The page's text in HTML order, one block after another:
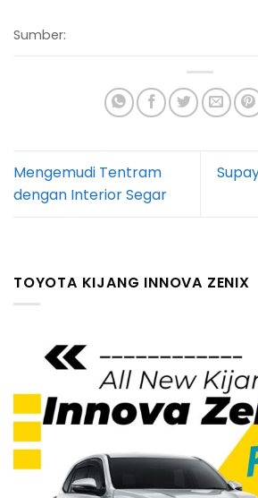
Sumber:
Mengemudi Tentram
dengan Interior Segar
TOYOTA KIJANG INNOVA ZENIX